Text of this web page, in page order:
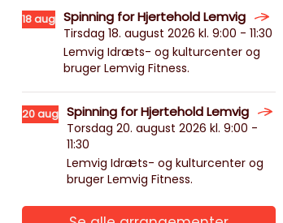
18aug Spinning for Hjertehold Lemvig
Tirsdag 18. august 2026 kl. 9:00 - 11:30
Lemvig Idræts- og kulturcenter og
bruger Lemvig Fitness.
20aug Spinning for Hjertehold Lemvig
Torsdag 20. august 2026 kl. 9:00 -
11:30
Lemvig Idræts- og kulturcenter og
bruger Lemvig Fitness.